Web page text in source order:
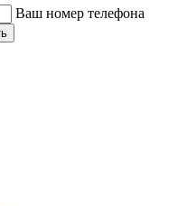
Ваш номер телефона